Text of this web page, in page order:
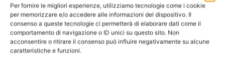
Per fornire le migliori esperienze, utilizziamo tecnologie come i cookie
per memorizzare e/o accedere alle informazioni del dispositivo. Il
consenso a queste tecnologie ci permetterà di elaborare dati come il
comportamento di navigazione o ID unici su questo sito. Non
acconsentire o ritirare il consenso può influire negativamente su alcune
caratteristiche e funzioni.
Oggi, con la diffusione e lo sviluppo delle
attività industriali e produttive sia all’interno dei
centri urbani che nelle aree periferiche, sono
state favorite le condizioni idonee per la